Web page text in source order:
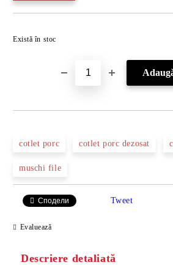
Există în stoc
cotlet porc cotlet porc dezosat
muschi file
Сподели Tweet
Evaluează
Descriere detaliată